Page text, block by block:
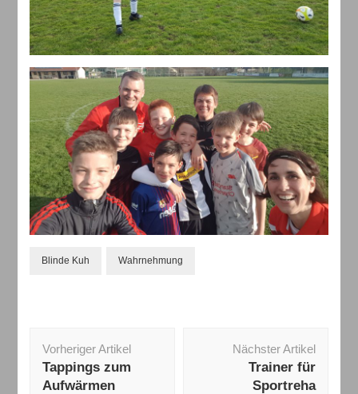
Blinde Kuh Wahrnehmung
Vorheriger Artikel
Tappings zum
Aufwärmen
Nächster Artikel
Trainer für
Sportreha